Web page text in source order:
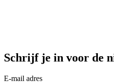
Schrijf je in voor de
E-mail adres